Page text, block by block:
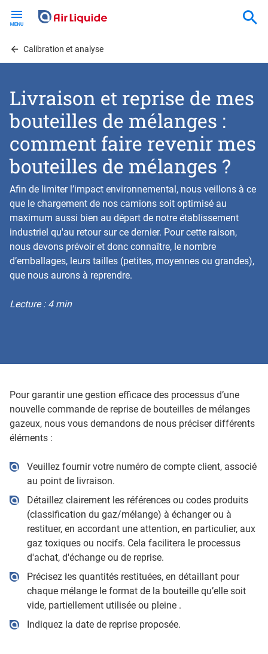
contentCalibration et analyse
Livraison et reprise de mes
bouteilles de mélanges :
comment faire revenir mes
bouteilles de mélanges ?
Afin de limiter l’impact environnemental, nous veillons à ce
que le chargement de nos camions soit optimisé au
maximum aussi bien au départ de notre établissement
industriel qu'au retour sur ce dernier. Pour cette raison,
nous devons prévoir et donc connaître, le nombre
d’emballages, leurs tailles (petites, moyennes ou grandes),
que nous aurons à reprendre.
Lecture : 4 min
Pour garantir une gestion efficace des processus d’une
nouvelle commande de reprise de bouteilles de mélanges
gazeux, nous vous demandons de nous préciser différents
éléments :
Veuillez fournir votre numéro de compte client, associé
au point de livraison.
Détaillez clairement les références ou codes produits
(classification du gaz/mélange) à échanger ou à
restituer, en accordant une attention, en particulier, aux
gaz toxiques ou nocifs. Cela facilitera le processus
d'achat, d'échange ou de reprise.
Précisez les quantités restituées, en détaillant pour
chaque mélange le format de la bouteille qu’elle soit
vide, partiellement utilisée ou pleine .
Indiquez la date de reprise proposée.